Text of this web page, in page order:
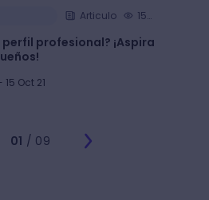
Articulo
15
profesional? ¡Aspira
Oct 21
01 / 09